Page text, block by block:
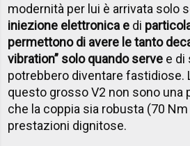
modernità per lui è arrivata solo
iniezione elettronica e di
permettono di avere le tanto
vibration” solo quando serve e di
potrebbero diventare fastidiose.
questo grosso V2 non sono una
che la coppia sia robusta (70 Nm
prestazioni dignitose.